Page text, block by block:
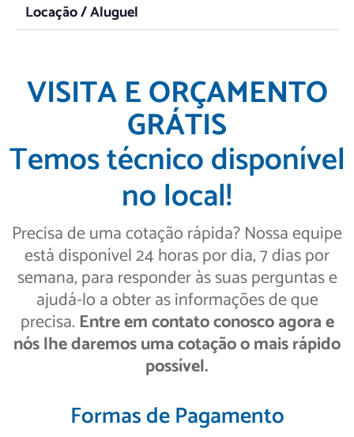
Locação / Aluguel
VISITA E ORÇAMENTO
GRÁTIS
Temos técnico disponível
no local!
Precisa de uma cotação rápida? Nossa equipe
está disponível 24 horas por dia, 7 dias por
semana, para responder às suas perguntas e
ajudá-lo a obter as informações de que
precisa. Entre em contato conosco agora e
nós lhe daremos uma cotação o mais rápido
possível.
Formas de Pagamento